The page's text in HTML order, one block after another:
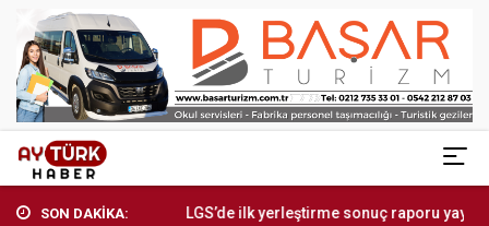
SON DAKİKA:LGS’de ilk yerleştirme sonuç raporu yayımland...